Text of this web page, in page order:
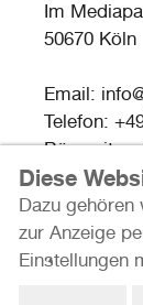
Im
50670 Köln
Email:
Telefon:
Diese
Dazu
zur Anzeige
Einstellungen